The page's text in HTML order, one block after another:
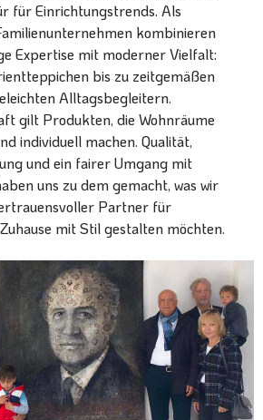
für Einrichtungstrends. Als
kombinieren
Expertise mit moderner Vielfalt:
bis zu zeitgemäßen
Alltagsbegleitern.
gilt Produkten, die Wohnräume
individuell machen. Qualität,
und ein fairer Umgang mit
uns zu dem gemacht, was wir
Partner für
mit Stil gestalten möchten.